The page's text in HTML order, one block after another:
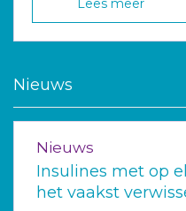
Lees meer
Nieuws
Nieuws
Insulines met op
het vaakst